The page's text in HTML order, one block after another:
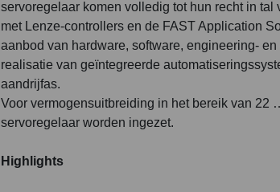
servoregelaar komen volledig tot hun recht in
met Lenze-controllers en de FAST Application
aanbod van hardware, software, engineering-
realisatie van geïntegreerde
aandrijfas.
Voor vermogensuitbreiding in het bereik van 22
servoregelaar worden ingezet.
Highlights